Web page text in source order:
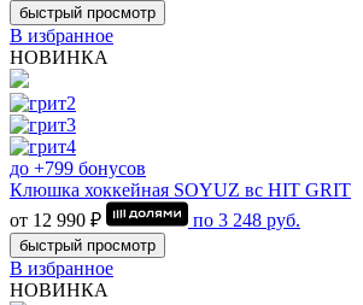
быстрый просмотр
В избранное
НОВИНКА
до +799 бонусов
Клюшка хоккейная SOYUZ вс HIT GRIT
от 12 990 ₽
по 3 248 руб.
быстрый просмотр
В избранное
НОВИНКА